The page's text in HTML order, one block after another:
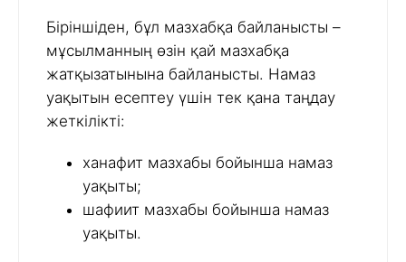
Біріншіден, бұл мазхабқа байланысты –
мұсылманның өзін қай мазхабқа
жатқызатынына байланысты. Намаз
уақытын есептеу үшін тек қана таңдау
жеткілікті:
ханафит мазхабы бойынша намаз
уақыты;
шафиит мазхабы бойынша намаз
уақыты.